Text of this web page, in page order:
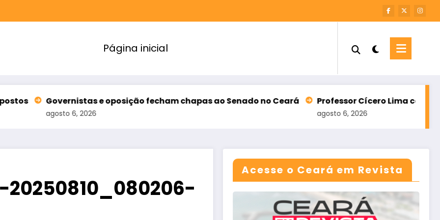
Página inicial
e oposição fecham chapas ao Senado no Ceará Professor Cícero Lima confirma candidatura
Acesse o Ceará em Revista